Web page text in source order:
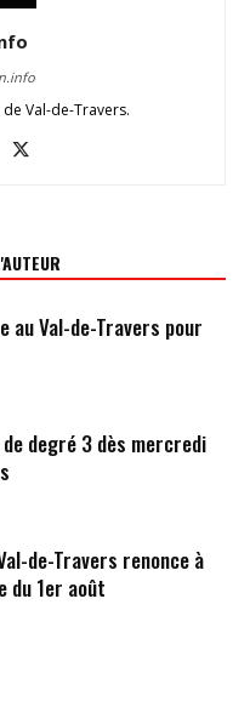
Val-de-Travers.
au Val-de-Travers pour
degré 3 dès mercredi
de-Travers renonce à
du 1er août